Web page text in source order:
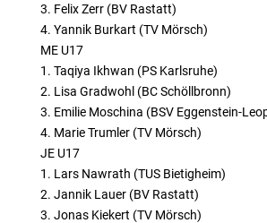
3. Felix Zerr (BV Rastatt)
4. Yannik Burkart (TV Mörsch)
ME U17
1. Taqiya Ikhwan (PS Karlsruhe)
2. Lisa Gradwohl (BC Schöllbronn)
3. Emilie Moschina (BSV Eggenstein-
4. Marie Trumler (TV Mörsch)
JE U17
1. Lars Nawrath (TUS Bietigheim)
2. Jannik Lauer (BV Rastatt)
3. Jonas Kiekert (TV Mörsch)